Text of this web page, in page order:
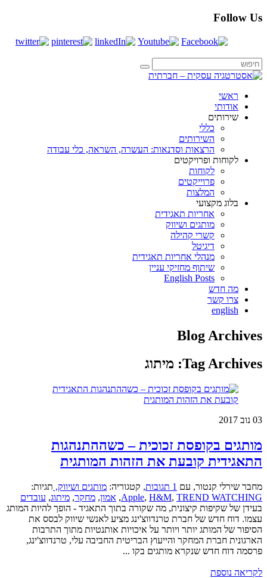
Follow Us
ראשי
אודותי
שירותים
כללי
השירותים
הרצאות וסדנאות: העשרה, השראה, כלי עבודה
לקוחות ופרויקטים
לקוחות
פרוייקטים
המלצות
בלוג מקצועי
אחריות תאגידית
מותגים ושיווק
קשרי קהילה
דיגיטל
מנהלי אחריות תאגידית
שיתוף מחזיקי עניין
English Posts
מה חדש
צרו קשר
english
Blog Archives
Tag Archives: מיתוג
03 נוב 2017
מותגים בקופסת זכוכית – כשההתנהגות
התאגידית קובעת את הזהות המותגית
מחבר שירלי קנטור, עם 1 תגובות , קטגוריה: מותגים ושיווק, תגיות:
Apple, H&M, TREND WATCHING
, אמון, מחקר, מיתוג, עובדים
בעידן של שקיפות קיצונית, מה שקורה בתוך התאגיד - הופך להיות המותג
עצמו. דוח חדש של חברת טרנדווצ'ינג מציע לאנשי שיווק לבסס את
הסיפור של המותג יותר ויותר על איכויות אותנטיות מתוך התרבות
הארגונית חברת המחקר והייעוץ הבריטית החביבה עלי, טרנדווצ'ינג,
פרסמה דוח חדש שנקרא מותגים בקו ...
לקריאה נוספת